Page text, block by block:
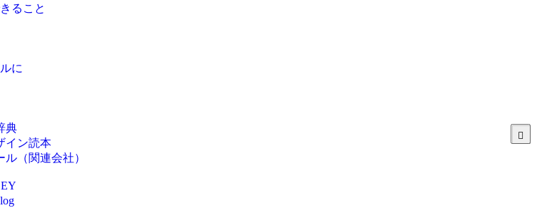
ること
に
典
イン読本
（関連会社）